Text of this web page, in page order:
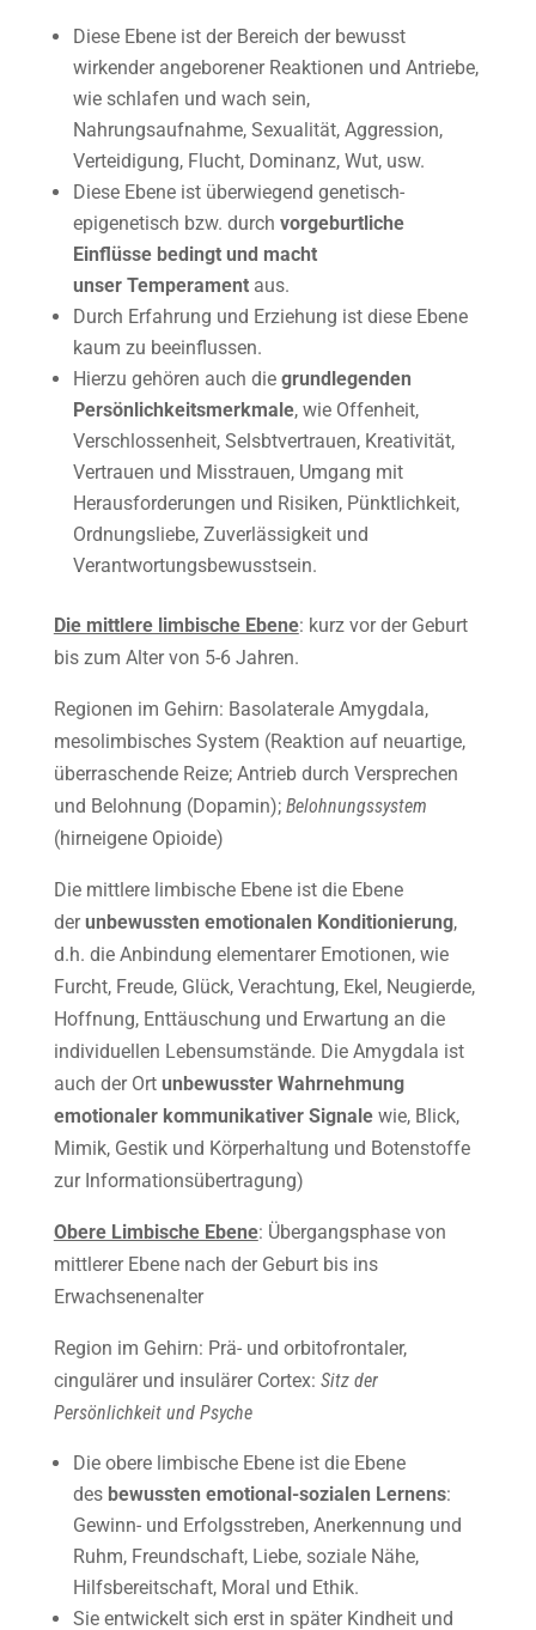
Diese Ebene ist der Bereich der bewusst
wirkender angeborener Reaktionen und Antriebe,
wie schlafen und wach sein,
Nahrungsaufnahme, Sexualität, Aggression,
Verteidigung, Flucht, Dominanz, Wut, usw.
Diese Ebene ist überwiegend genetisch-
epigenetisch bzw. durch vorgeburtliche
Einflüsse bedingt und macht
unser Temperament aus.
Durch Erfahrung und Erziehung ist diese Ebene
kaum zu beeinflussen.
Hierzu gehören auch die grundlegenden
Persönlichkeitsmerkmale, wie Offenheit,
Verschlossenheit, Selsbtvertrauen, Kreativität,
Vertrauen und Misstrauen, Umgang mit
Herausforderungen und Risiken, Pünktlichkeit,
Ordnungsliebe, Zuverlässigkeit und
Verantwortungsbewusstsein.
Die mittlere limbische Ebene: kurz vor der Geburt
bis zum Alter von 5-6 Jahren.
Regionen im Gehirn: Basolaterale Amygdala,
mesolimbisches System (Reaktion auf neuartige,
überraschende Reize; Antrieb durch Versprechen
und Belohnung (Dopamin); Belohnungssystem
(hirneigene Opioide)
Die mittlere limbische Ebene ist die Ebene
der unbewussten emotionalen Konditionierung,
d.h. die Anbindung elementarer Emotionen, wie
Furcht, Freude, Glück, Verachtung, Ekel, Neugierde,
Hoffnung, Enttäuschung und Erwartung an die
individuellen Lebensumstände. Die Amygdala ist
auch der Ort unbewusster Wahrnehmung
emotionaler kommunikativer Signale wie, Blick,
Mimik, Gestik und Körperhaltung und Botenstoffe
zur Informationsübertragung)
Obere Limbische Ebene: Übergangsphase von
mittlerer Ebene nach der Geburt bis ins
Erwachsenenalter
Region im Gehirn: Prä- und orbitofrontaler,
cingulärer und insulärer Cortex: Sitz der
Persönlichkeit und Psyche
Die obere limbische Ebene ist die Ebene
des bewussten emotional-sozialen Lernens:
Gewinn- und Erfolgsstreben, Anerkennung und
Ruhm, Freundschaft, Liebe, soziale Nähe,
Hilfsbereitschaft, Moral und Ethik.
Sie entwickelt sich erst in später Kindheit und